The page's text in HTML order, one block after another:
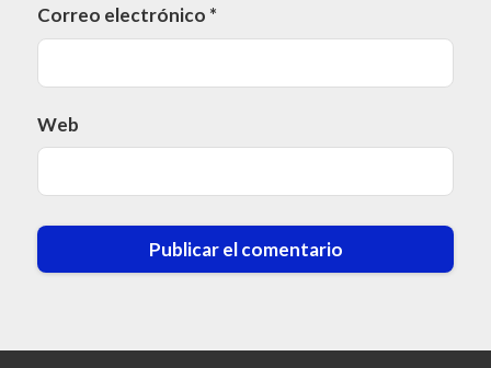
Correo electrónico *
Web